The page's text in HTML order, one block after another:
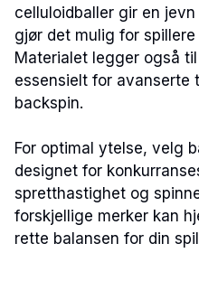
celluloidballer gir en
gjør det mulig for
Materialet legger også
essensielt for avanserte
backspin.
For optimal ytelse, velg
designet for
spretthastighet og
forskjellige merker kan
rette balansen for din